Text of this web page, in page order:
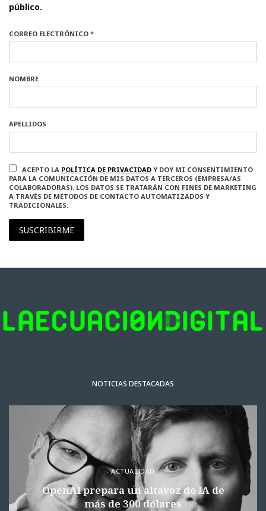
público.
CORREO ELECTRÓNICO *
NOMBRE
APELLIDOS
ACEPTO LA POLÍTICA DE PRIVACIDAD Y DOY MI CONSENTIMIENTO
PARA LA COMUNICACIÓN DE MIS DATOS A TERCEROS (EMPRESA/AS
COLABORADORAS). LOS DATOS SE TRATARÁN CON FINES DE MARKETING
A TRAVÉS DE MÉTODOS DE CONTACTO AUTOMATIZADOS Y
TRADICIONALES.
SUSCRIBIRME
NOTICIAS DESTACADAS
ACTUALIDAD
OpenAI prepara un altavoz de IA de
más de 300 dólares